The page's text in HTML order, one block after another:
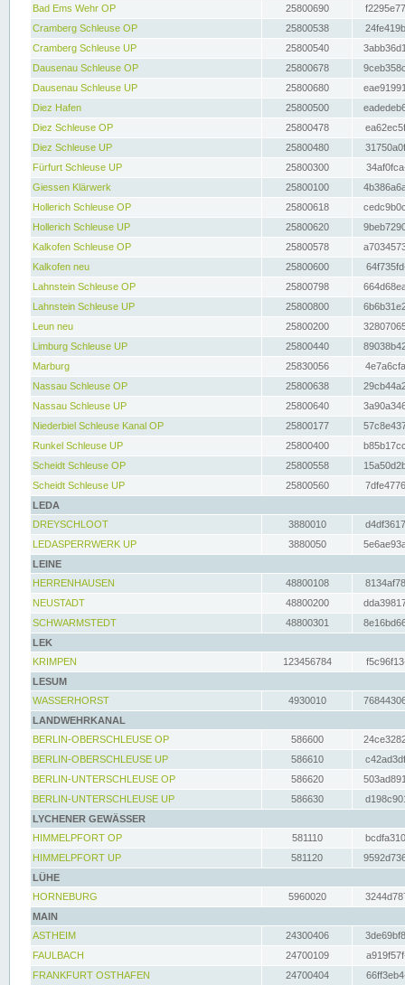
Bad Ems Wehr OP
25800690
Cramberg Schleuse OP
25800538
Cramberg Schleuse UP
25800540
Dausenau Schleuse OP
25800678
Dausenau Schleuse UP
25800680
Diez Hafen
25800500
Diez Schleuse OP
25800478
Diez Schleuse UP
25800480
Fürfurt Schleuse UP
25800300
Giessen Klärwerk
25800100
Hollerich Schleuse OP
25800618
Hollerich Schleuse UP
25800620
Kalkofen Schleuse OP
25800578
Kalkofen neu
25800600
Lahnstein Schleuse OP
25800798
Lahnstein Schleuse UP
25800800
Leun neu
25800200
Limburg Schleuse UP
25800440
Marburg
25830056
Nassau Schleuse OP
25800638
Nassau Schleuse UP
25800640
Niederbiel Schleuse Kanal OP
25800177
Runkel Schleuse UP
25800400
Scheidt Schleuse OP
25800558
Scheidt Schleuse UP
25800560
LEDA
DREYSCHLOOT
3880010
LEDASPERRWERK UP
3880050
LEINE
HERRENHAUSEN
48800108
NEUSTADT
48800200
SCHWARMSTEDT
48800301
LEK
KRIMPEN
123456784
LESUM
WASSERHORST
4930010
LANDWEHRKANAL
BERLIN-OBERSCHLEUSE OP
586600
BERLIN-OBERSCHLEUSE UP
586610
BERLIN-UNTERSCHLEUSE OP
586620
BERLIN-UNTERSCHLEUSE UP
586630
LYCHENER GEWÄSSER
HIMMELPFORT OP
581110
HIMMELPFORT UP
581120
LÜHE
HORNEBURG
5960020
MAIN
ASTHEIM
24300406
FAULBACH
24700109
FRANKFURT OSTHAFEN
24700404